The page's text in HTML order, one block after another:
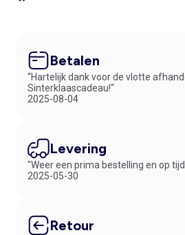
Betalen
“Hartelijk dank voor de vlotte
Sinterklaascadeau!“
2025-08-04
Levering
"Weer een prima bestelling en op
2025-05-30
Retour